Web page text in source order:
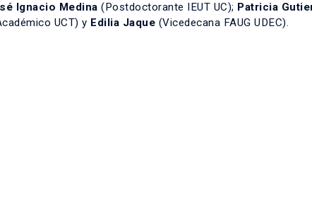
Ignacio Medina (Postdoctorante IEUT UC); Patricia
UCT) y Edilia Jaque (Vicedecana FAUG UDEC).